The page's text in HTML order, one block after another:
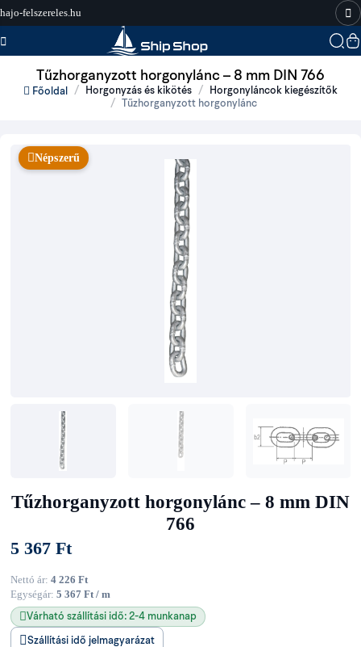
hajo-felszereles.hu
Tűzhorganyzott horgonylánc – 8 mm DIN 766
Főoldal Horgonyzás és kikötés
Horgonyláncok kiegészítők
Tűzhorganyzott horgonylánc
Népszerű
Tűzhorganyzott horgonylánc – 8 mm DIN
766
5 367 Ft
Nettó ár: 4 226 Ft
Egységár: 5 367 Ft / m
Várható szállítási idő: 2-4 munkanap
Szállítási idő jelmagyarázat